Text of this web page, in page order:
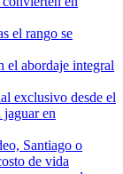
el rango se
el abordaje integral
exclusivo desde el
en
Santiago o
de vida